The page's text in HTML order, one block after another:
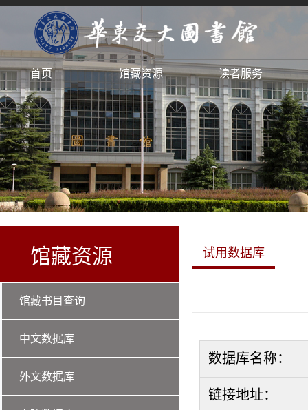
首页 馆藏资源 读者服务
馆藏资源
馆藏书目查询
中文数据库
外文数据库
试用数据库
数据库名称：
链接地址：